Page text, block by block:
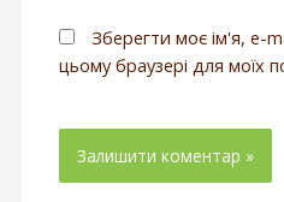
Зберегти моє ім'я, e-
цьому браузері для моїх